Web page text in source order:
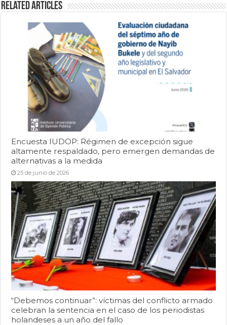
Related Articles
Encuesta IUDOP: Régimen de excepción sigue
altamente respaldado, pero emergen demandas de
alternativas a la medida
25 de junio de 2026
“Debemos continuar”: víctimas del conflicto armado
celebran la sentencia en el caso de los periodistas
holandeses a un año del fallo